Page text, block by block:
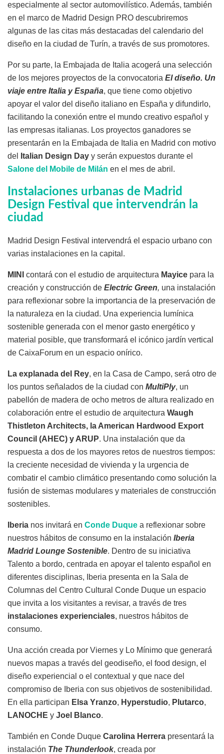
especialmente al sector automovilístico. Además, también
en el marco de Madrid Design PRO descubriremos
algunas de las citas más destacadas del calendario del
diseño en la ciudad de Turín, a través de sus promotores.
Por su parte, la Embajada de Italia acogerá una selección
de los mejores proyectos de la convocatoria El diseño. Un
viaje entre Italia y España, que tiene como objetivo
apoyar el valor del diseño italiano en España y difundirlo,
facilitando la conexión entre el mundo creativo español y
las empresas italianas. Los proyectos ganadores se
presentarán en la Embajada de Italia en Madrid con motivo
del
Italian Design Day y serán expuestos durante el
Salone del Mobile de Milán en el mes de abril.
Instalaciones urbanas de Madrid
Design Festival que intervendrán la
ciudad
Madrid Design Festival intervendrá el espacio urbano con
varias instalaciones en la capital.
MINI contará con el estudio de arquitectura Mayice para la
creación y construcción de Electric Green, una instalación
para reflexionar sobre la importancia de la preservación de
la naturaleza en la ciudad. Una experiencia lumínica
sostenible generada con el menor gasto energético y
material posible, que transformará el icónico jardín vertical
de CaixaForum en un espacio onírico.
La explanada del Rey, en la Casa de Campo, será otro de
los puntos señalados de la ciudad con MultiPly, un
pabellón de madera de ocho metros de altura realizado en
colaboración entre el estudio de arquitectura Waugh
Thistleton Architects, la American Hardwood Export
Council (AHEC) y ARUP. Una instalación que da
respuesta a dos de los mayores retos de nuestros tiempos:
la creciente necesidad de vivienda y la urgencia de
combatir el cambio climático presentando como solución la
fusión de sistemas modulares y materiales de construcción
sostenibles.
Iberia nos invitará en Conde Duque a reflexionar sobre
nuestros hábitos de consumo en la instalación Iberia
Madrid Lounge Sostenible. Dentro de su iniciativa
Talento a bordo, centrada en apoyar el talento español en
diferentes disciplinas, Iberia presenta en la Sala de
Columnas del Centro Cultural Conde Duque un espacio
que invita a los visitantes a revisar, a través de tres
instalaciones experienciales, nuestros hábitos de
consumo.
Una acción creada por Viernes y Lo Mínimo que generará
nuevos mapas a través del geodiseño, el food design, el
diseño experiencial o el contextual y que nace del
compromiso de Iberia con sus objetivos de sostenibilidad.
En ella participan Elsa Yranzo, Hyperstudio, Plutarco,
LANOCHE y Joel Blanco.
También en Conde Duque Carolina Herrera presentará la
instalación The Thunderlook, creada por